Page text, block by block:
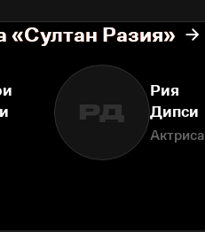
«Султан Разия»
РД
Рия
Дипси
Актриса